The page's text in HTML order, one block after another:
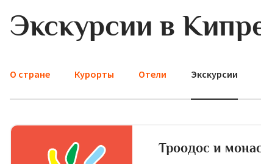
Экскурсии в
О стране Курорты Отели Экскурсии
Троодос и